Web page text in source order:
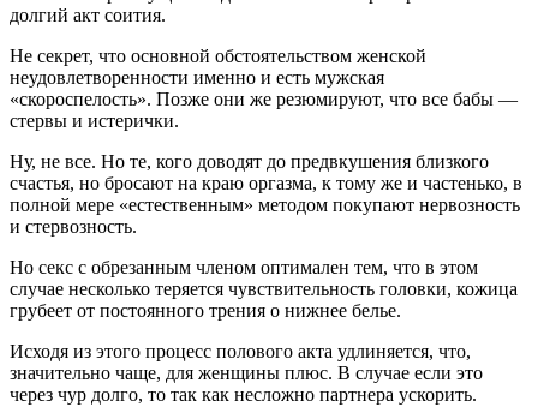
долгий акт соития.
Не секрет, что основной обстоятельством женской
неудовлетворенности именно и есть мужская
«скороспелость». Позже они же резюмируют, что все бабы —
стервы и истерички.
Ну, не все. Но те, кого доводят до предвкушения близкого
счастья, но бросают на краю оргазма, к тому же и частенько, в
полной мере «естественным» методом покупают нервозность
и стервозность.
Но секс с обрезанным членом оптимален тем, что в этом
случае несколько теряется чувствительность головки, кожица
грубеет от постоянного трения о нижнее белье.
Исходя из этого процесс полового акта удлиняется, что,
значительно чаще, для женщины плюс. В случае если это
через чур долго, то так как несложно партнера ускорить.